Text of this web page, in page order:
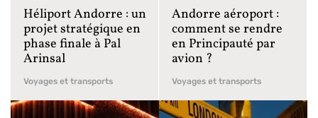
Héliport Andorre : un
projet stratégique en
phase finale à Pal
Arinsal
Voyages et transports
Andorre aéroport :
comment se rendre
en Principauté par
avion ?
Voyages et transports